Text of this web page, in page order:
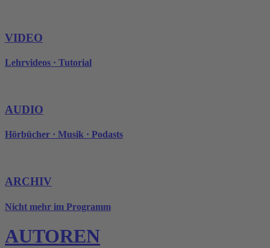
VIDEO
Lehrvideos · Tutorial
AUDIO
Hörbücher · Musik · Podasts
ARCHIV
Nicht mehr im Programm
AUTOREN